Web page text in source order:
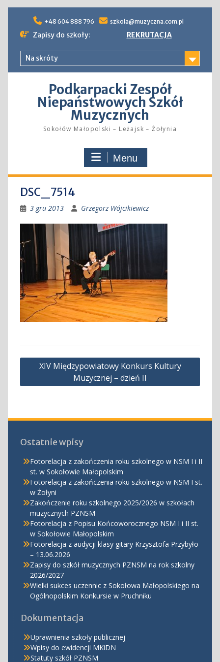
content
+48 604 888 796 szkola@muzyczna.com.pl
Zapisy do szkoły: REKRUTACJA
Na skróty
Podkarpacki Zespół
Niepaństwowych Szkół
Muzycznych
Sokołów Małopolski – Leżajsk – Żołynia
Menu
DSC_7514
3 gru 2013 Grzegorz Wójcikiewicz
Nawigacja
XIV Międzypowiatowy Konkurs Kultury
Muzycznej – dzień II
Ostatnie wpisy
Fotorelacja z zakończenia roku szkolnego w NSM I i II
st. w Sokołowie Małopolskim
Fotorelacja z zakończenia roku szkolnego w NSM I st.
w Żołyni
Zakończenie roku szkolnego 2025/2026 w szkołach
muzycznych PZNSM
Fotorelacja z Popisu Końcoworocznego NSM I i II st.
w Sokołowie Małopolskim
Fotorelacja z audycji klasy gitary Krzysztofa Przybyło
– 13.06.2026
Zapisy do szkół muzycznych PZNSM na rok szkolny
2026/2027
Wielki sukces uczennic z Sokołowa Małopolskiego na
Ogólnopolskim Konkursie w Pruchniku
Dokumentacja
Uprawnienia szkoły publicznej
Wpisy do ewidencji MKiDN
Statuty szkół PZNSM